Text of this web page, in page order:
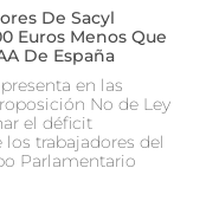
De Sacyl
Euros Menos Que
De España
en las
No de Ley
el déficit
trabajadores del
Parlamentario